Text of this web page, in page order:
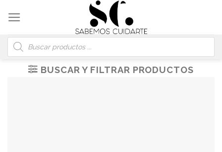
content
Búsqueda
de
productos
BUSCAR Y FILTRAR PRODUCTOS